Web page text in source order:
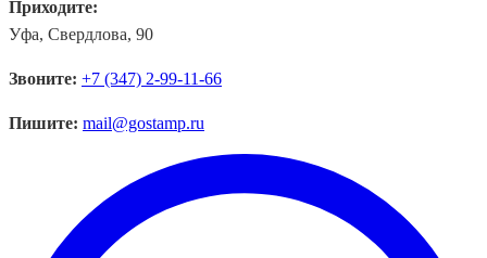
Приходите:
Уфа, Свердлова, 90
Звоните: +7 (347) 2-99-11-66
Пишите: mail@gostamp.ru